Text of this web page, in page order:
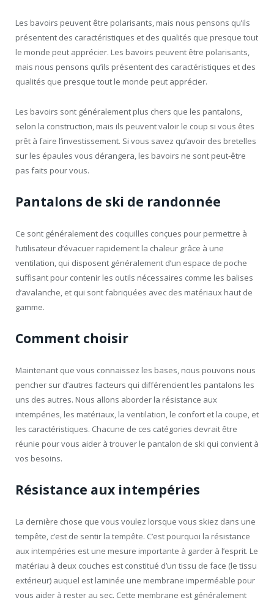
Les bavoirs peuvent être polarisants, mais nous pensons qu’ils
présentent des caractéristiques et des qualités que presque tout
le monde peut apprécier. Les bavoirs peuvent être polarisants,
mais nous pensons qu’ils présentent des caractéristiques et des
qualités que presque tout le monde peut apprécier.
Les bavoirs sont généralement plus chers que les pantalons,
selon la construction, mais ils peuvent valoir le coup si vous êtes
prêt à faire l’investissement. Si vous savez qu’avoir des bretelles
sur les épaules vous dérangera, les bavoirs ne sont peut-être
pas faits pour vous.
Pantalons de ski de randonnée
Ce sont généralement des coquilles conçues pour permettre à
l’utilisateur d’évacuer rapidement la chaleur grâce à une
ventilation, qui disposent généralement d’un espace de poche
suffisant pour contenir les outils nécessaires comme les balises
d’avalanche, et qui sont fabriquées avec des matériaux haut de
gamme.
Comment choisir
Maintenant que vous connaissez les bases, nous pouvons nous
pencher sur d’autres facteurs qui différencient les pantalons les
uns des autres. Nous allons aborder la résistance aux
intempéries, les matériaux, la ventilation, le confort et la coupe, et
les caractéristiques. Chacune de ces catégories devrait être
réunie pour vous aider à trouver le pantalon de ski qui convient à
vos besoins.
Résistance aux intempéries
La dernière chose que vous voulez lorsque vous skiez dans une
tempête, c’est de sentir la tempête. C’est pourquoi la résistance
aux intempéries est une mesure importante à garder à l’esprit. Le
matériau à deux couches est constitué d’un tissu de face (le tissu
extérieur) auquel est laminée une membrane imperméable pour
vous aider à rester au sec. Cette membrane est généralement